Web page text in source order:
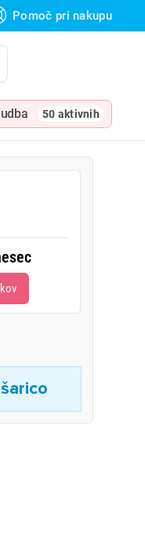
Pomoč pri nakupu
50 aktivnih